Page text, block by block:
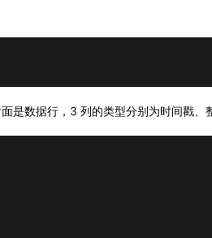
是数据行，3 列的类型分别为时间戳、